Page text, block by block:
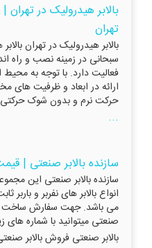
بالابر هیدرولیک در
تهران
بالابر هیدرولیک در تهران
سبحانی در زمینه نصب و راه
فعالیت دارد. با توجه به
ارائه در ابعاد و ظرفیت های
حرکت نرم و بدون شوک
...
سازنده بالابر صنعتی |
سازنده بالابر صنعتی این
انواع بالابر های نفربر و باربر
می باشد. جهت سفارش ساخت
صنعتی میتوانید با شماره
بالابر صنعتی فروش بالابر